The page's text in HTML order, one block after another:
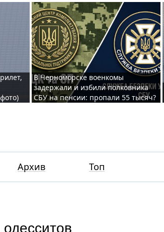
В Черноморске военкомы
задержали и избили полковника
СБУ на пенсии: пропали 55 тысяч?
Архив Топ